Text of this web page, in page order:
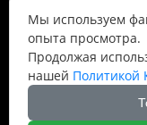

55-1 Qianjin
Ляонин

Мы используем
опыта просмотра.
Продолжая
нашей Политикой